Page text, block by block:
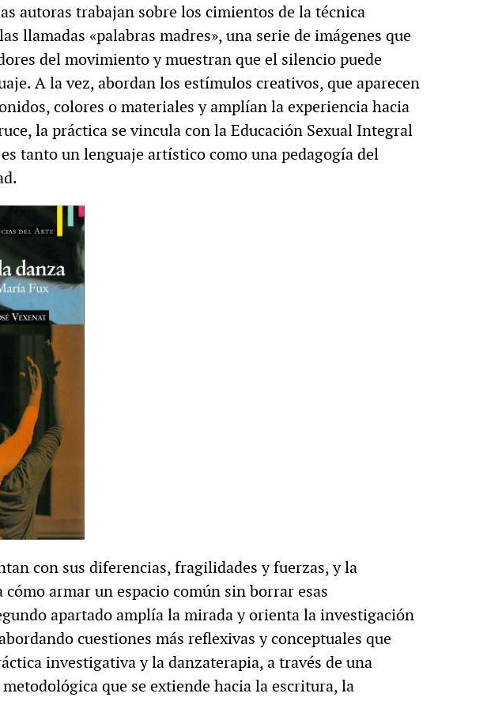
autoras trabajan sobre los cimientos de la técnica
llamadas «palabras madres», una serie de imágenes que
del movimiento y muestran que el silencio puede
A la vez, abordan los estímulos creativos, que aparecen
colores o materiales y amplían la experiencia hacia
la práctica se vincula con la Educación Sexual Integral
tanto un lenguaje artístico como una pedagogía del
con sus diferencias, fragilidades y fuerzas, y la
armar un espacio común sin borrar esas
apartado amplía la mirada y orienta la investigación
cuestiones más reflexivas y conceptuales que
investigativa y la danzaterapia, a través de una
que se extiende hacia la escritura, la